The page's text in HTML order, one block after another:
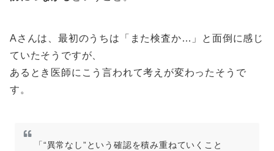
Aさんは、最初のうちは「また検査か…」と面倒に感じ
ていたそうですが、
あるとき医師にこう言われて考えが変わったそうで
す。
「“異常なし”という確認を積み重ねていくこと